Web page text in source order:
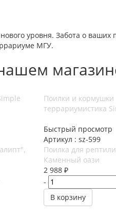
уровня. Забота о
МГУ.
Поилки и кормушки
террариумистика
Быстрый просмотр
Артикул : sz-599
Поилка для
Каменный оази
2 988 ₽
-
В корзину